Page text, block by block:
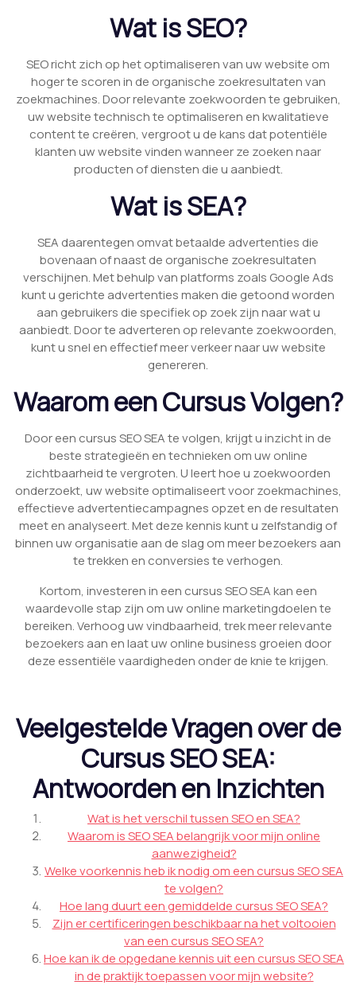
Wat is SEO?
SEO richt zich op het optimaliseren van uw website om
hoger te scoren in de organische zoekresultaten van
zoekmachines. Door relevante zoekwoorden te gebruiken,
uw website technisch te optimaliseren en kwalitatieve
content te creëren, vergroot u de kans dat potentiële
klanten uw website vinden wanneer ze zoeken naar
producten of diensten die u aanbiedt.
Wat is SEA?
SEA daarentegen omvat betaalde advertenties die
bovenaan of naast de organische zoekresultaten
verschijnen. Met behulp van platforms zoals Google Ads
kunt u gerichte advertenties maken die getoond worden
aan gebruikers die specifiek op zoek zijn naar wat u
aanbiedt. Door te adverteren op relevante zoekwoorden,
kunt u snel en effectief meer verkeer naar uw website
genereren.
Waarom een Cursus Volgen?
Door een cursus SEO SEA te volgen, krijgt u inzicht in de
beste strategieën en technieken om uw online
zichtbaarheid te vergroten. U leert hoe u zoekwoorden
onderzoekt, uw website optimaliseert voor zoekmachines,
effectieve advertentiecampagnes opzet en de resultaten
meet en analyseert. Met deze kennis kunt u zelfstandig of
binnen uw organisatie aan de slag om meer bezoekers aan
te trekken en conversies te verhogen.
Kortom, investeren in een cursus SEO SEA kan een
waardevolle stap zijn om uw online marketingdoelen te
bereiken. Verhoog uw vindbaarheid, trek meer relevante
bezoekers aan en laat uw online business groeien door
deze essentiële vaardigheden onder de knie te krijgen.
Veelgestelde Vragen over de
Cursus SEO SEA:
Antwoorden en Inzichten
Wat is het verschil tussen SEO en SEA?
Waarom is SEO SEA belangrijk voor mijn online
aanwezigheid?
Welke voorkennis heb ik nodig om een cursus SEO SEA
te volgen?
Hoe lang duurt een gemiddelde cursus SEO SEA?
Zijn er certificeringen beschikbaar na het voltooien
van een cursus SEO SEA?
Hoe kan ik de opgedane kennis uit een cursus SEO SEA
in de praktijk toepassen voor mijn website?